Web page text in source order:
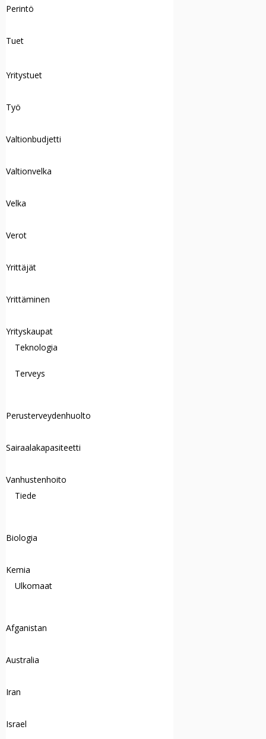
Perintö
Tuet
Yritystuet
Työ
Valtionbudjetti
Valtionvelka
Velka
Verot
Yrittäjät
Yrittäminen
Yrityskaupat
Teknologia
Terveys
Perusterveydenhuolto
Sairaalakapasiteetti
Vanhustenhoito
Tiede
Biologia
Kemia
Ulkomaat
Afganistan
Australia
Iran
Israel